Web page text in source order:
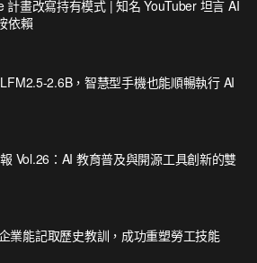
計畫改寫持有模式 | 知名 YouTuber 坦言 AI
依賴
2.6B，智慧型手機也能順暢執行 AI
Vol.26：AI 教育普及與開源工具創新的雙
業能記取歷史教訓，成功重塑勞工技能